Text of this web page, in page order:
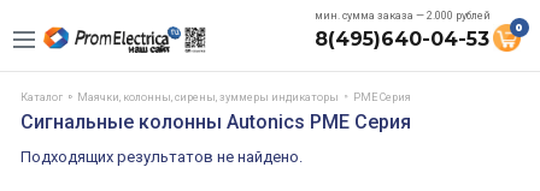
мин. сумма заказа — 2.000 рублей
8(495)640-04-53 0
Каталог Маячки, колонны, сирены, зуммеры индикаторы PME Серия
Сигнальные колонны Autonics PME Серия
Подходящих результатов не найдено.